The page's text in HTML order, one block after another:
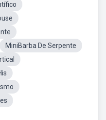
MiniBarba De Serpente